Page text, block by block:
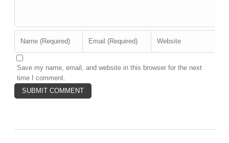
Save my name, email, and website in this browser for the next
time I comment.